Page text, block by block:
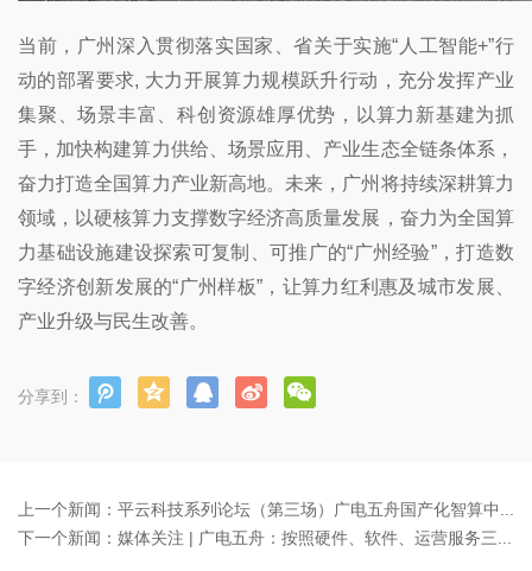
当前，广州深入贯彻落实国家、省关于实施“人工智能+”行
动的部署要求, 大力开展算力规模跃升行动，充分发挥产业
集聚、场景丰富、科创资源雄厚优势，以算力新基建为抓
手，加快构建算力供给、场景应用、产业生态全链条体系，
奋力打造全国算力产业新高地。未来，广州将持续深耕算力
领域，以硬核算力支撑数字经济高质量发展，奋力为全国算
力基础设施建设探索可复制、可推广的“广州经验”，打造数
字经济创新发展的“广州样板”，让算力红利惠及城市发展、
产业升级与民生改善。
分享到：
上一个新闻： 平云科技系列论坛（第三场）广电五舟国产化智算中试平台成果展示活动圆满举办
下一个新闻： 媒体关注 | 广电五舟：按照硬件、软件、运营服务三级构建AI朋友圈